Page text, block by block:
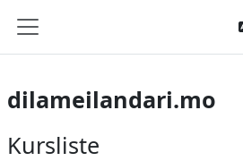
Website-Übersicht
dilameilandari.mo
Kursliste